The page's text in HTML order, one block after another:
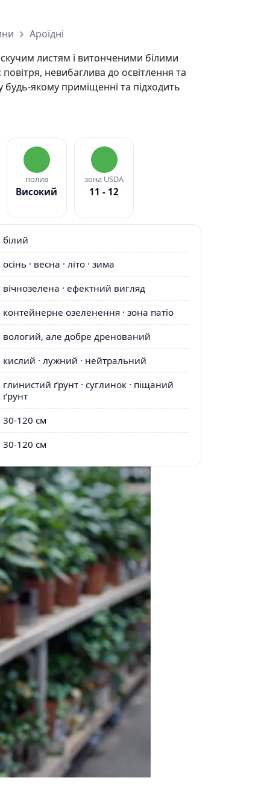
Ароїдні
листям і витонченими білими
невибаглива до освітлення та
якому приміщенні та підходить
полив
Високий
зона USDA
11 - 12
білий
осінь · весна · літо · зима
вічнозелена · ефектний вигляд
контейнерне озеленення · зона патіо
вологий, але добре дренований
кислий · лужний · нейтральний
глинистий ґрунт · суглинок · піщаний
ґрунт
30-120 см
30-120 см